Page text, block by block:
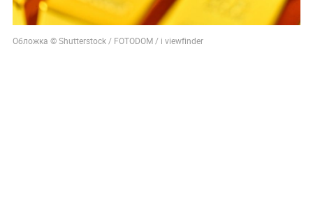
Обложка © Shutterstock / FOTODOM / i viewfinder